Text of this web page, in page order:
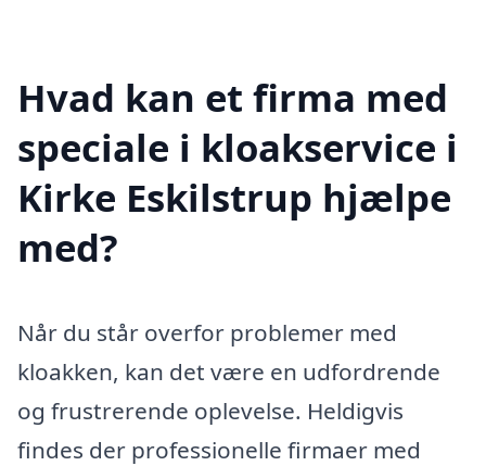
Hvad kan et firma med
speciale i kloakservice i
Kirke Eskilstrup hjælpe
med?
Når du står overfor problemer med
kloakken, kan det være en udfordrende
og frustrerende oplevelse. Heldigvis
findes der professionelle firmaer med